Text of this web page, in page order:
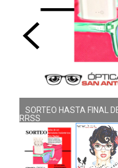
SORTEO HASTA FINAL
RRSS